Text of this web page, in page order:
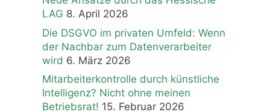
LAG 8. April 2026
Die DSGVO im privaten Umfeld: Wenn
der Nachbar zum Datenverarbeiter
wird 6. März 2026
Mitarbeiterkontrolle durch künstliche
Intelligenz? Nicht ohne meinen
Betriebsrat! 15. Februar 2026